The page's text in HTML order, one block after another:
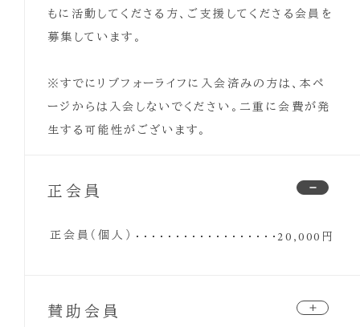
もに活動してくださる方、ご支援してくださる会員を
募集しています。
※すでにリブフォーライフに入会済みの方は、本ペ
ージからは入会しないでください。二重に会費が発
生する可能性がございます。
正会員
正会員（個人） 20,000円
賛助会員